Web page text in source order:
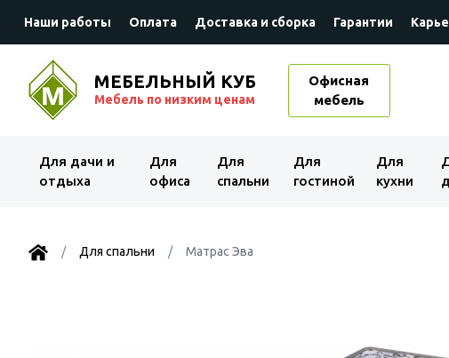
Наши работы Оплата Доставка и сборка Гарантии
МЕБЕЛЬНЫЙ КУБ
Мебель по низким ценам
Офисная
мебель
Для дачи и
отдыха
Для
офиса
Для
спальни
Для
гостиной
Для
кухни
Для спальни Матрас Эва